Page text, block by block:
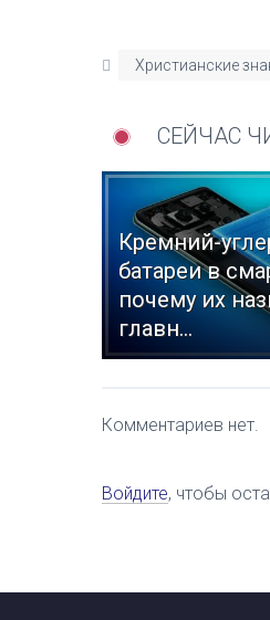
Христианские
СЕЙЧАС
Кремний-
батареи в
почему их
главн...
Комментариев нет.
Войдите, чтобы